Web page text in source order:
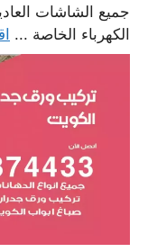
جميع الشاشات
الكهرباء الخاصة ...